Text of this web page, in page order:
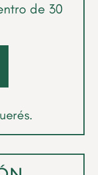
de 30